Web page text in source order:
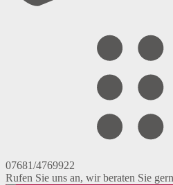
07681/4769922
Rufen Sie uns an, wir beraten Sie